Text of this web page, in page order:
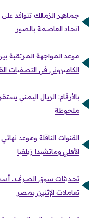
جماهير الزمالك تتوافد
اتحاد العاصمة بالصور
موعد المواجهة المرتقبة
الكاميروني في التصفيات
بالأرقام: الريال اليمني
ملحوظة
القنوات الناقلة وموعد
الأهلي وماتشيدا زيلفيا
تحديثات سوق الصرف..
تعاملات الإثنين بمصر